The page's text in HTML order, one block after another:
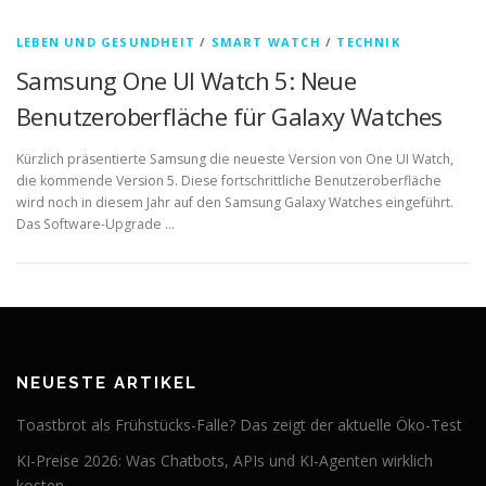
LEBEN UND GESUNDHEIT / SMART WATCH / TECHNIK
Samsung One UI Watch 5: Neue
Benutzeroberfläche für Galaxy Watches
Kürzlich präsentierte Samsung die neueste Version von One UI Watch,
die kommende Version 5. Diese fortschrittliche Benutzeroberfläche
wird noch in diesem Jahr auf den Samsung Galaxy Watches eingeführt.
Das Software-Upgrade …
NEUESTE ARTIKEL
Toastbrot als Frühstücks-Falle? Das zeigt der aktuelle Öko-Test
KI-Preise 2026: Was Chatbots, APIs und KI-Agenten wirklich